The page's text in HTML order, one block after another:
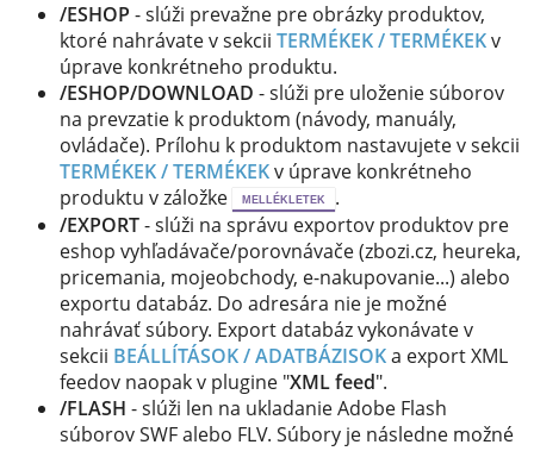
/ESHOP - slúži prevažne pre obrázky produktov,
ktoré nahrávate v sekcii TERMÉKEK / TERMÉKEKv
úprave konkrétneho produktu.
/ESHOP/DOWNLOAD - slúži pre uloženie súborov
na prevzatie k produktom (návody, manuály,
ovládače). Prílohu k produktom nastavujete v sekcii
TERMÉKEK / TERMÉKEKv úprave konkrétneho
produktu v záložke
MELLÉKLETEK
.
/EXPORT- slúži na správu exportov produktov pre
eshop vyhľadávače/porovnávače (zbozi.cz, heureka,
pricemania, mojeobchody, e-nakupovanie...) alebo
exportu databáz. Do adresára nie je možné
nahrávať súbory. Export databáz vykonávate v
sekcii BEÁLLÍTÁSOK / ADATBÁZISOKa export XML
feedov naopak v plugine "XML feed".
/FLASH - slúži len na ukladanie Adobe Flash
súborov SWF alebo FLV. Súbory je následne možné